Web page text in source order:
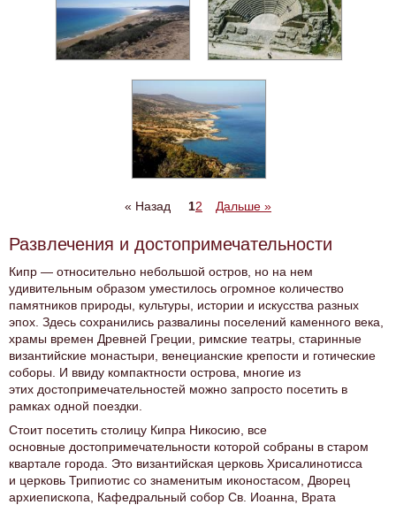
« Назад 12 Дальше »
Развлечения и достопримечательности
Кипр — относительно небольшой остров, но на нем
удивительным образом уместилось огромное количество
памятников природы, культуры, истории и искусства разных
эпох. Здесь сохранились развалины поселений каменного века,
храмы времен Древней Греции, римские театры, старинные
византийские монастыри, венецианские крепости и готические
соборы. И ввиду компактности острова, многие из
этих достопримечательностей можно запросто посетить в
рамках одной поездки.
Стоит посетить столицу Кипра Никосию, все
основные достопримечательности которой собраны в старом
квартале города. Это византийская церковь Хрисалинотисса
и церковь Трипиотис со знаменитым иконостасом, Дворец
архиепископа, Кафедральный собор Св. Иоанна, Врата